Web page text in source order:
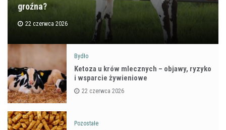
groźna?
22 czerwca 2026
Bydło
Ketoza u krów mlecznych – objawy, ryzyko
i wsparcie żywieniowe
22 czerwca 2026
Pozostałe